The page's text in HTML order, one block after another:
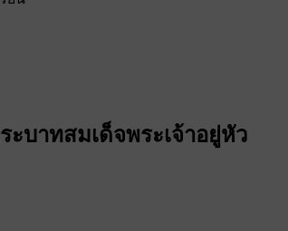
ะบาทสมเด็จพระเจ้าอยู่หัว